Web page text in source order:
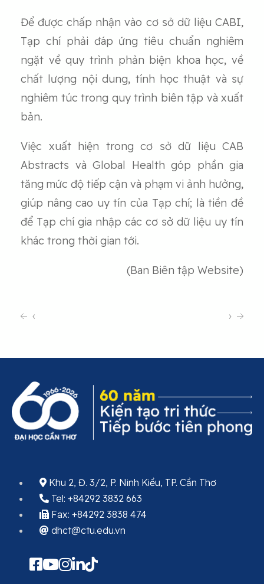
Để được chấp nhận vào cơ sở dữ liệu CABI,
Tạp chí phải đáp ứng tiêu chuẩn nghiêm
ngặt về quy trình phản biện khoa học, về
chất lượng nội dung, tính học thuật và sự
nghiêm túc trong quy trình biên tập và xuất
bản.
Việc xuất hiện trong cơ sở dữ liệu CAB
Abstracts và Global Health góp phần gia
tăng mức độ tiếp cận và phạm vi ảnh hưởng,
giúp nâng cao uy tín của Tạp chí; là tiền đề
để Tạp chí gia nhập các cơ sở dữ liệu uy tín
khác trong thời gian tới.
(Ban Biên tập Website)
‹ ›
Khu 2, Đ. 3/2, P. Ninh Kiều, TP. Cần Thơ
Tel: +84292 3832 663
Fax: +84292 3838 474
dhct@ctu.edu.vn